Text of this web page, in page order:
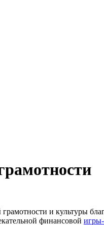
и культуры
финансовой